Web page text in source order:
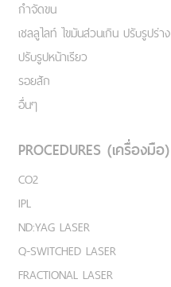
กำจัดขน
เชลลูไลท์ ไขมันส่วนเกิน ปรับรูปร่าง
ปรับรูปหน้าเรียว
รอยสัก
อื่นๆ
PROCEDURES (เครื่องมือ)
CO2
IPL
ND:YAG LASER
Q-SWITCHED LASER
FRACTIONAL LASER